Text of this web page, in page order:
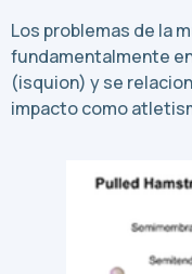
Los problemas de la
fundamentalmente
(isquion) y se
impacto como